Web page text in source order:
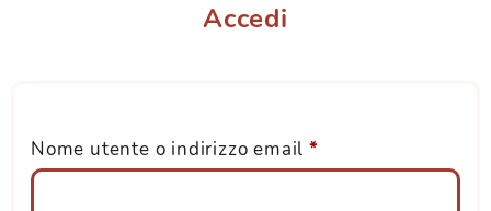
Accedi
Nome utente o indirizzo email *